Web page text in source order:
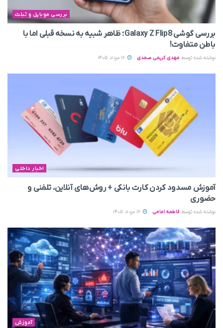
بررسی موبایل و تبلت
بررسی گوشی Galaxy Z Flip8؛ ظاهر شبیه به نسخه قبلی اما با
باطن متفاوت!
نوشته شده توسط مهدی کریمی صمدی
اخبار داخلی
آموزش مسدود کردن کارت بانکی + روش‌های آنلاین، تلفنی و
حضوری
نوشته شده توسط فاطمه امامی
آموزش